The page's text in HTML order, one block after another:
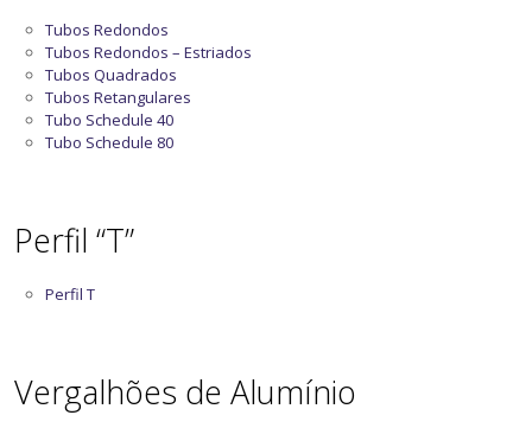
Tubos Redondos
Tubos Redondos – Estriados
Tubos Quadrados
Tubos Retangulares
Tubo Schedule 40
Tubo Schedule 80
Perfil “T”
Perfil T
Vergalhões de Alumínio